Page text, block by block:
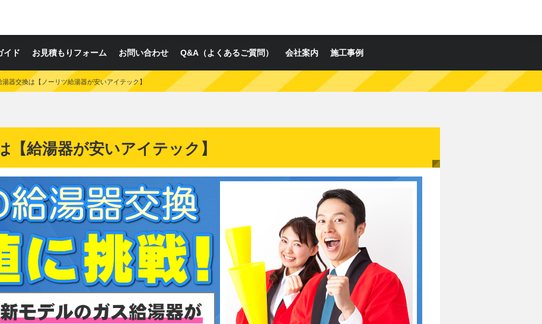
イド お見積もりフォーム お問い合わせ Q&A（よくあるご質問） 会社案内 施工事例
湯器交換は【ノーリツ給湯器が安いアイテック】
【給湯器が安いアイテック】